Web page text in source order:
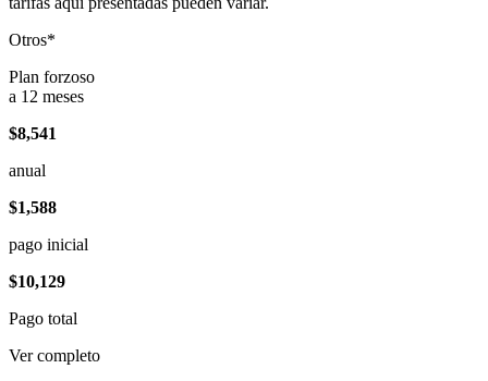
Otros*
Plan forzoso
a 12 meses
$8,541
anual
$1,588
pago inicial
$10,129
Pago total
Ver completo